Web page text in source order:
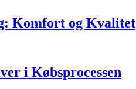
Komfort og Kvalitet
i Købsprocessen